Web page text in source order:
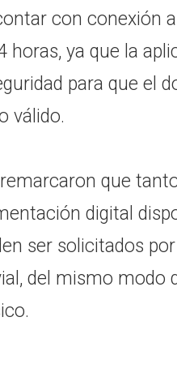
con conexión
horas, ya que la
para que el
válido.
que
digital
ser solicitados
del mismo modo